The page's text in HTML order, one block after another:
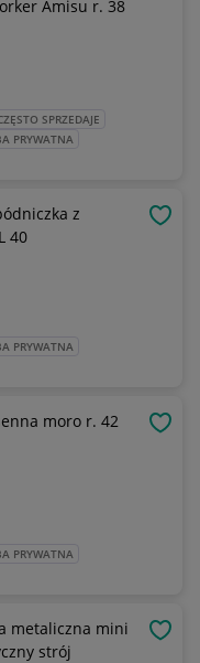
Amisu r. 38
SPRZEDAJE
PRYWATNA
z
40
PRYWATNA
moro r. 42
PRYWATNA
metaliczna mini
strój